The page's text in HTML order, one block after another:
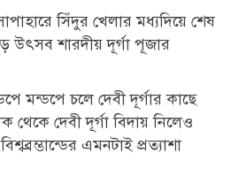
সিঁদুর খেলার মধ্যদিয়ে শেষ
উৎসব শারদীয় দূর্গা পূজার
মন্ডপে চলে দেবী দূর্গার কাছে
দেবী দূর্গা বিদায় নিলেও
এমনটাই প্রত্যাশা